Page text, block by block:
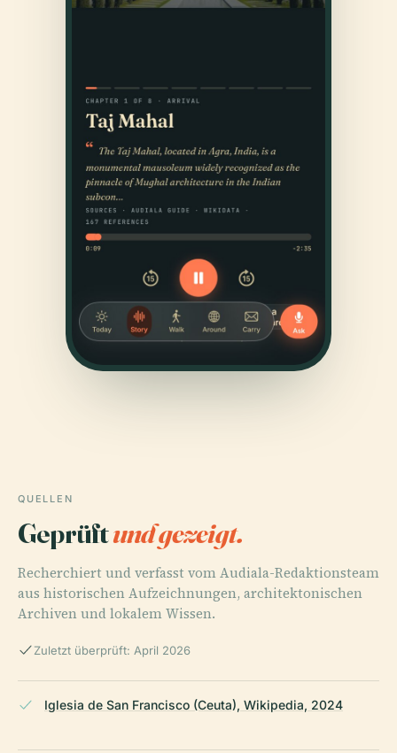
QUELLEN
Geprüftund gezeigt.
Recherchiert und verfasst vom Audiala-Redaktionsteam
aus historischen Aufzeichnungen, architektonischen
Archiven und lokalem Wissen.
Zuletzt überprüft: April 2026
Iglesia de San Francisco (Ceuta), Wikipedia, 2024